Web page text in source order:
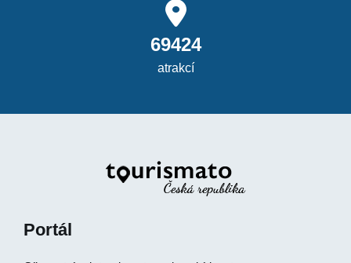
69424
atrakcí
Portál